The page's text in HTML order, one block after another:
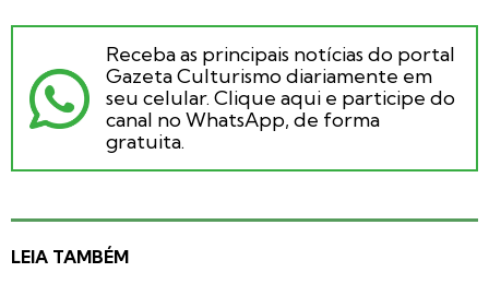
Receba as principais notícias do portal
Gazeta Culturismo diariamente em
seu celular. Clique aqui e participe do
canal no WhatsApp, de forma
gratuita.
LEIA TAMBÉM